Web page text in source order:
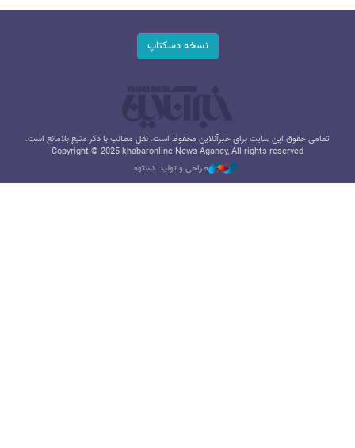
نسخه دسکتاپ
تمامی حقوق این سایت برای خبرآنلاین محفوظ است. نقل مطالب با ذکر منبع بلامانع است.
Copyright © 2025 khabaronline News Agancy, All rights reserved
طراحی و تولید: نستوه